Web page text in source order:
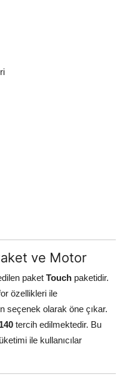
ve Motor
paket Touch paketidir.
özellikleri ile
seçenek olarak öne çıkar.
tercih edilmektedir. Bu
ile kullanıcılar